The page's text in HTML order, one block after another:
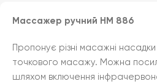
Массажер ручний HM 886
Пропонує різні масажні
точкового масажу. Можна
шляхом включення